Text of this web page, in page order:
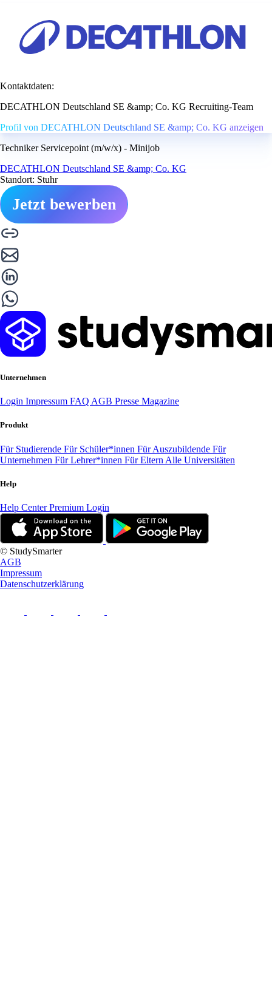
Kontaktdaten:
DECATHLON Deutschland SE &amp; Co. KG Recruiting-Team
Profil von DECATHLON Deutschland SE &amp; Co. KG anzeigen
Techniker Servicepoint (m/w/x) - Minijob
DECATHLON Deutschland SE &amp; Co. KG
Standort: Stuhr
Jetzt bewerben
Unternehmen
Login Impressum FAQ AGB Presse Magazine
Produkt
Für Studierende Für Schüler*innen Für Auszubildende Für
Unternehmen Für Lehrer*innen Für Eltern Alle Universitäten
Help
Help CenterPremium Login
© StudySmarter
AGB
Impressum
Datenschutzerklärung